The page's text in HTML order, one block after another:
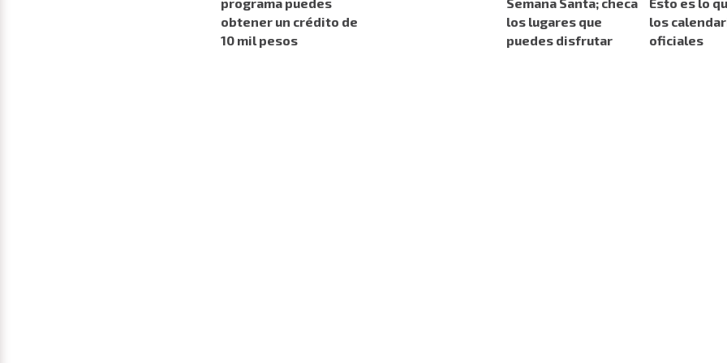
obtener un crédito de
10 mil pesos
los lugares que
puedes disfrutar
los
oficiales